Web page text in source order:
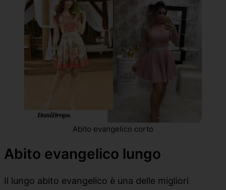
Abito evangelico corto
Abito evangelico lungo
Il lungo abito evangelico è una delle migliori